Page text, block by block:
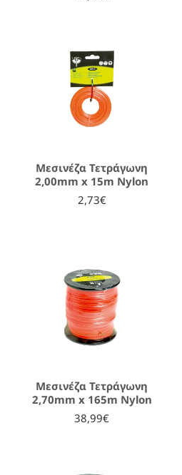
Μεσινέζα Τετράγωνη
2,00mm x 15m Nylon
2,73€
Μεσινέζα Τετράγωνη
2,70mm x 165m Nylon
38,99€